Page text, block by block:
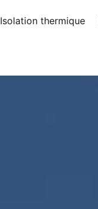
Isolation thermique